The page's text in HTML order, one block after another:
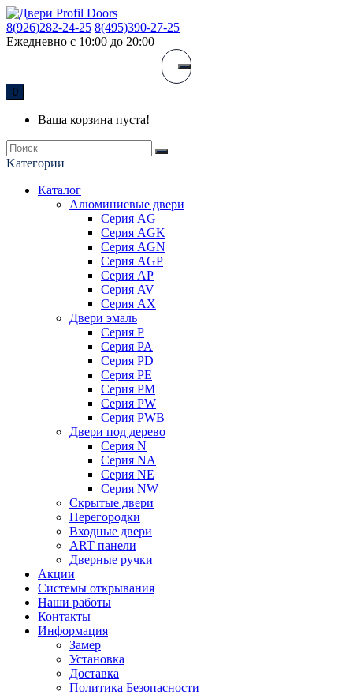
8(926)282-24-25 8(495)390-27-25
Ежедневно с 10:00 до 20:00
0
Ваша корзина пуста!
Kатегории
Каталог
Алюминиевые двери
Серия AG
Серия AGK
Серия AGN
Серия AGP
Серия AP
Серия AV
Серия AX
Двери эмаль
Серия P
Серия PA
Серия PD
Серия PE
Серия PM
Серия PW
Серия PWB
Двери под дерево
Серия N
Серия NA
Серия NE
Серия NW
Скрытые двери
Перегородки
Входные двери
ART панели
Дверные ручки
Акции
Системы открывания
Наши работы
Контакты
Информация
Замер
Установка
Доставка
Политика Безопасности